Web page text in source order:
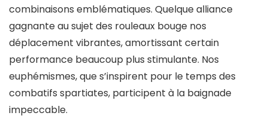
combinaisons emblématiques. Quelque alliance
gagnante au sujet des rouleaux bouge nos
déplacement vibrantes, amortissant certain
performance beaucoup plus stimulante. Nos
euphémismes, que s’inspirent pour le temps des
combatifs spartiates, participent à la baignade
impeccable.